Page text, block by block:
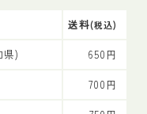
送料(税込)
県)
650円
700円